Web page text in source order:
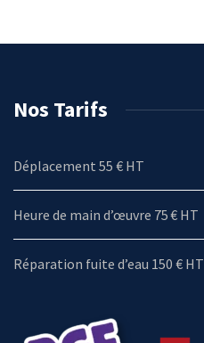
Nos Tarifs
Déplacement 55 € HT
Heure de main d’œuvre 75 € HT
Réparation fuite d’eau 150 € HT